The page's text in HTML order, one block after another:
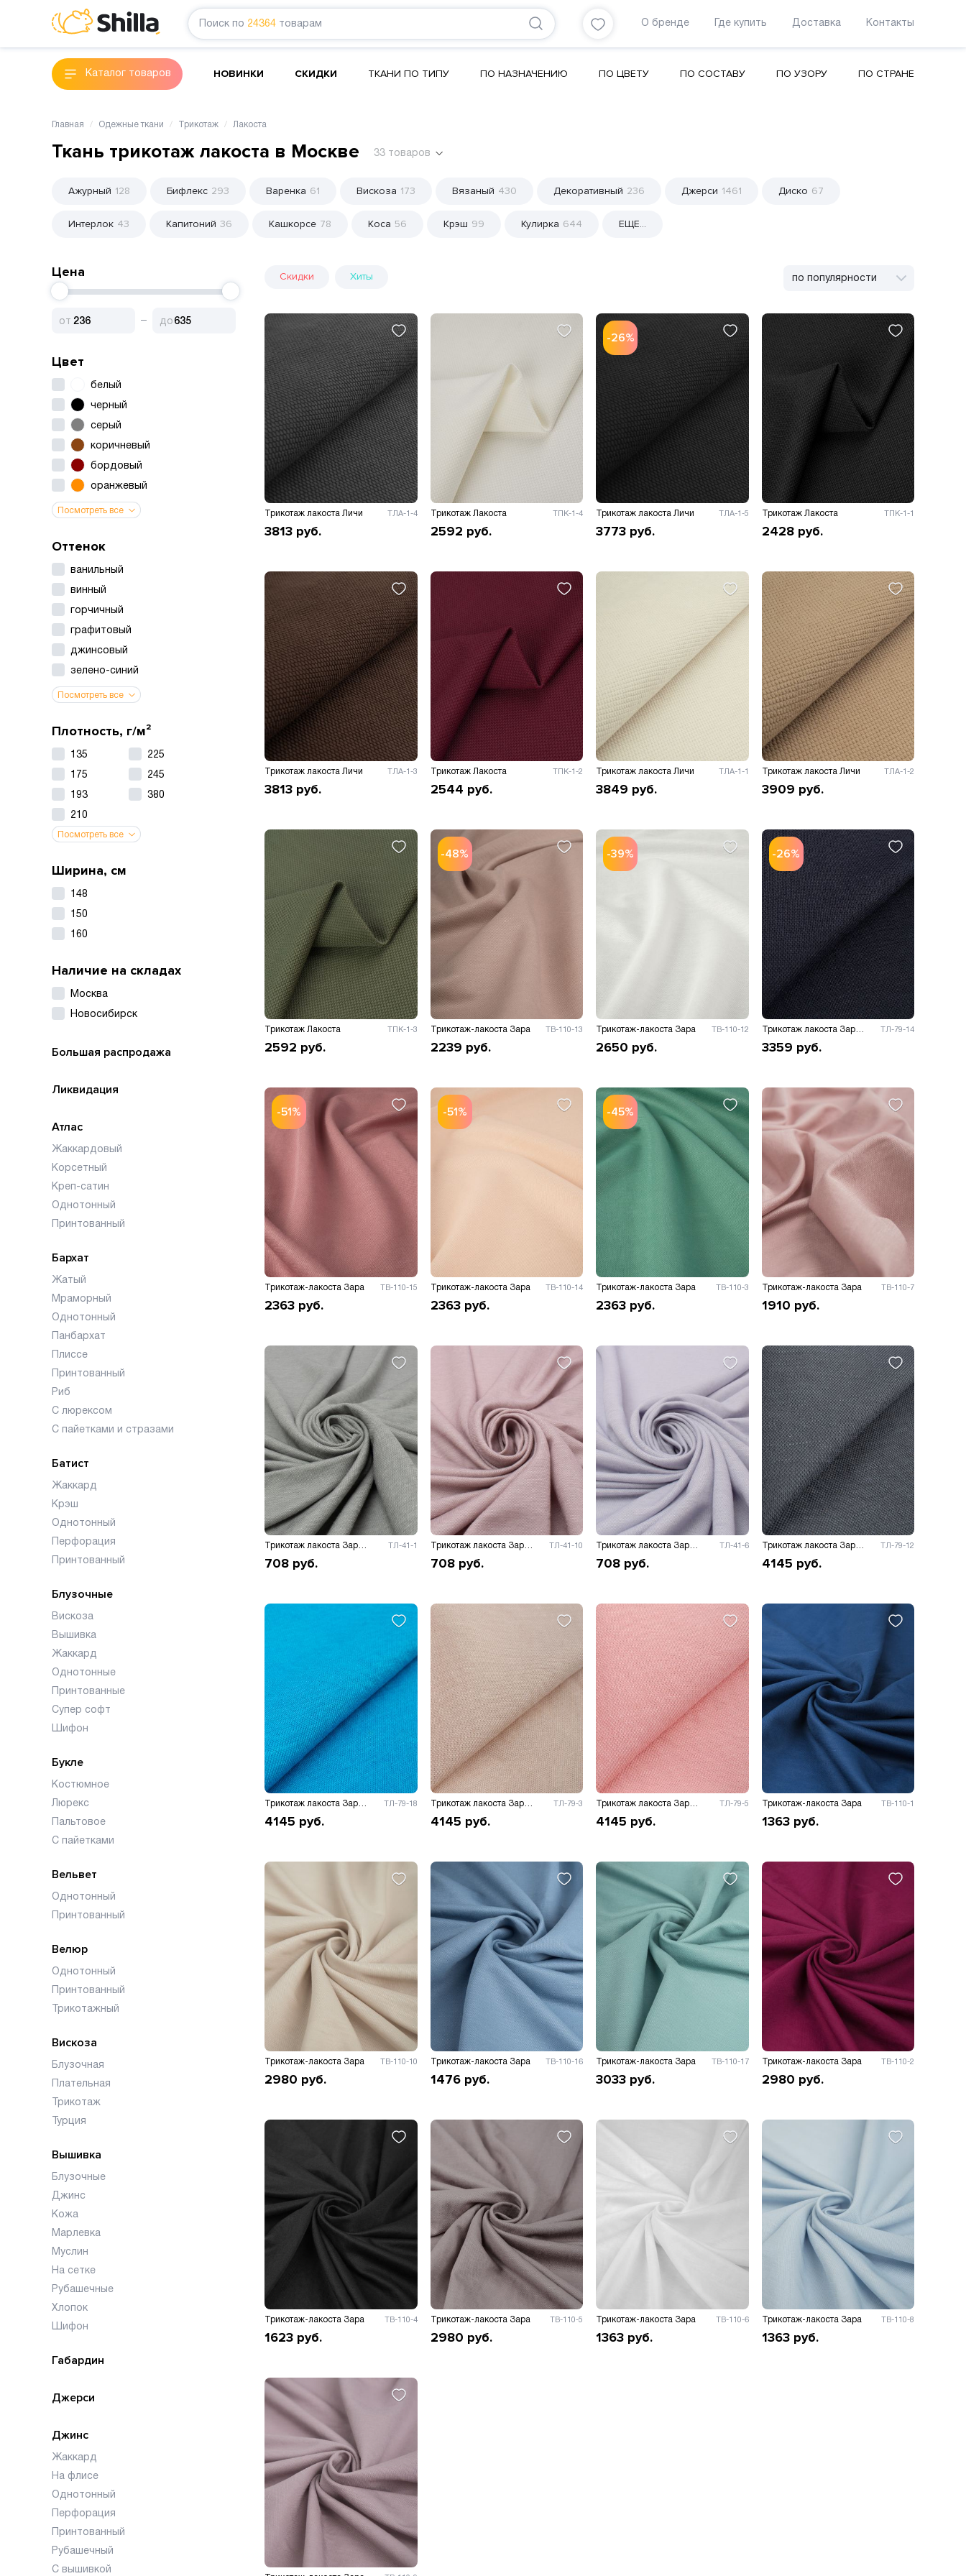
Поиск по 24364 товарам О бренде Где купить Доставка Контакты
Каталог товаров НОВИНКИ СКИДКИ ТКАНИ ПО ТИПУ ПО НАЗНАЧЕНИЮ ПО ЦВЕТУ ПО СОСТАВУ ПО УЗОРУ ПО СТРАНЕ
Главная Одежные ткани Трикотаж Лакоста
Ткань трикотаж лакоста в Москве 33 товаров
Ажурный 128 Бифлекс 293 Варенка 61 Вискоза 173 Вязаный 430 Декоративный 236 Джерси 1461 Диско 67
Интерлок 43 Капитоний 36 Кашкорсе 78 Коса 56 Крэш 99 Кулирка 644 ЕЩЕ...
Цена
Цвет
белый
черный
серый
коричневый
бордовый
оранжевый
Посмотреть все
Оттенок
ванильный
винный
горчичный
графитовый
джинсовый
зелено-синий
Посмотреть все
Плотность, г/м²
135
175
193
210
225
245
380
Посмотреть все
Ширина, см
148
150
160
Наличие на складах
Москва
Новосибирск
Большая распродажа
Ликвидация
Атлас
Жаккардовый
Корсетный
Креп-сатин
Однотонный
Принтованный
Бархат
Жатый
Мраморный
Однотонный
Панбархат
Плиссе
Принтованный
Риб
С люрексом
С пайетками и стразами
Батист
Жаккард
Крэш
Однотонный
Перфорация
Принтованный
Блузочные
Вискоза
Вышивка
Жаккард
Однотонные
Принтованные
Супер софт
Шифон
Букле
Костюмное
Люрекс
Пальтовое
С пайетками
Вельвет
Однотонный
Принтованный
Велюр
Однотонный
Принтованный
Трикотажный
Вискоза
Блузочная
Плательная
Трикотаж
Турция
Вышивка
Блузочные
Джинс
Кожа
Марлевка
Муслин
На сетке
Рубашечные
Хлопок
Шифон
Габардин
Джерси
Джинс
Жаккард
На флисе
Однотонный
Перфорация
Принтованный
Рубашечный
С вышивкой
Скидки Хиты по популярности
Трикотаж лакоста Личи ТЛА-1-4
3813 руб.
Трикотаж Лакоста ТПК-1-4
2592 руб.
-26%
Трикотаж лакоста Личи ТЛА-1-5
3773 руб.
Трикотаж Лакоста ТПК-1-1
2428 руб.
Трикотаж лакоста Личи ТЛА-1-3
3813 руб.
Трикотаж Лакоста ТПК-1-2
2544 руб.
Трикотаж лакоста Личи ТЛА-1-1
3849 руб.
Трикотаж лакоста Личи ТЛА-1-2
3909 руб.
Трикотаж Лакоста ТПК-1-3
2592 руб.
-48%
Трикотаж-лакоста Зара ТВ-110-13
2239 руб.
-39%
Трикотаж-лакоста Зара ТВ-110-12
2650 руб.
-26%
Трикотаж лакоста Зара 175гр/м.к.в ТЛ-79-14
3359 руб.
-51%
Трикотаж-лакоста Зара ТВ-110-15
2363 руб.
-51%
Трикотаж-лакоста Зара ТВ-110-14
2363 руб.
-45%
Трикотаж-лакоста Зара ТВ-110-3
2363 руб.
Трикотаж-лакоста Зара ТВ-110-7
1910 руб.
ТЛ-41-1
708 руб.
Трикотаж лакоста Зара (модал) меланж ТЛ-41-10
708 руб.
ТЛ-41-6
708 руб.
Трикотаж лакоста Зара 175гр/м.к.в ТЛ-79-12
4145 руб.
ТЛ-79-18
4145 руб.
Трикотаж лакоста Зара 175гр/м.к.в ТЛ-79-3
4145 руб.
ТЛ-79-5
4145 руб.
Трикотаж-лакоста Зара ТВ-110-1
1363 руб.
Трикотаж-лакоста Зара ТВ-110-10
2980 руб.
Трикотаж-лакоста Зара ТВ-110-16
1476 руб.
Трикотаж-лакоста Зара ТВ-110-17
3033 руб.
Трикотаж-лакоста Зара ТВ-110-2
2980 руб.
Трикотаж-лакоста Зара ТВ-110-4
1623 руб.
Трикотаж-лакоста Зара ТВ-110-5
2980 руб.
Трикотаж-лакоста Зара ТВ-110-6
1363 руб.
Трикотаж-лакоста Зара ТВ-110-8
1363 руб.